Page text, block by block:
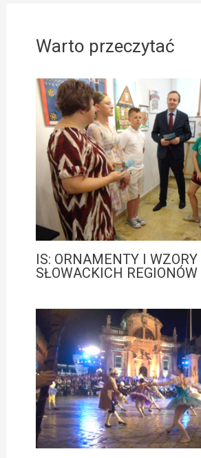
Warto przeczytać
IS: ORNAMENTY I WZORY
SŁOWACKICH REGIONÓW